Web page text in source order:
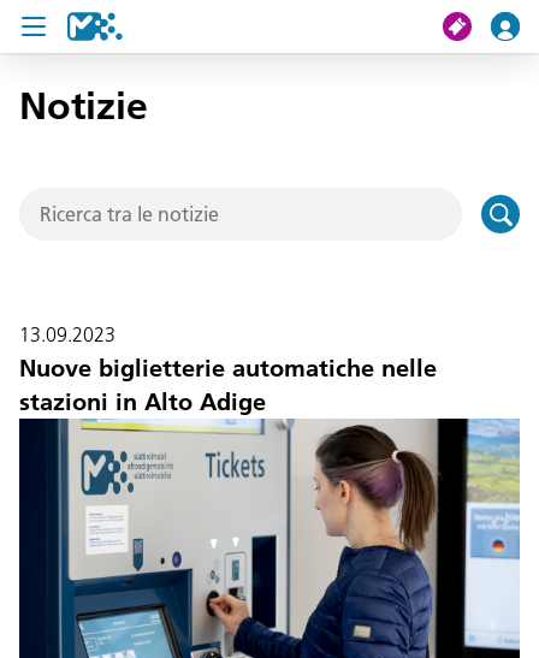
Cerca
Notizie
Progetti
Assistenza e contatto
Notizie
13.09.2023
Nuove biglietterie automatiche nelle
stazioni in Alto Adige